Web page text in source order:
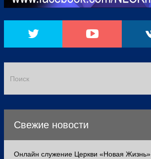
Свежие новости
Онлайн служение Церкви «Новая Жизнь»